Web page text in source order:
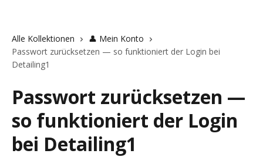
Alle Kollektionen
👤 Mein Konto
Passwort zurücksetzen — so funktioniert der Login bei
Detailing1
Passwort zurücksetzen —
so funktioniert der Login
bei Detailing1